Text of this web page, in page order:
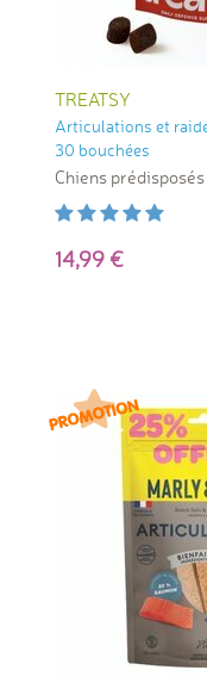
TREATSY
Articulations et
30 bouchées
Chiens
14,99